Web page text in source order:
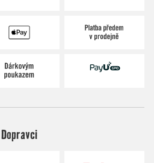
Dopravci